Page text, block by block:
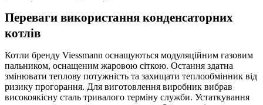
Переваги використання конденсаторних
котлів
Котли бренду Viessmann оснащуються модуляційним газовим
пальником, оснащеним жаровою сіткою. Остання здатна
змінювати теплову потужність та захищати теплообмінник від
ризику прогорання. Для виготовлення виробник вибрав
високоякісну сталь тривалого терміну служби. Устаткування